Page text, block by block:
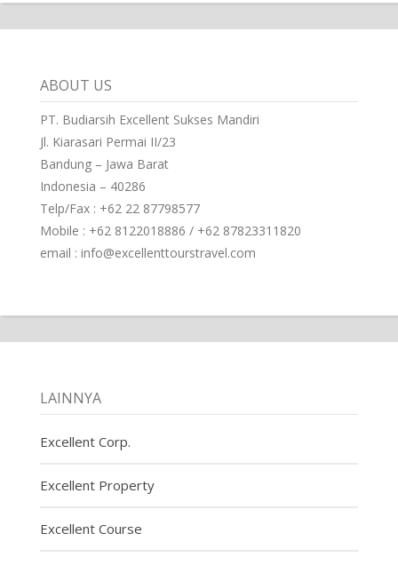
ABOUT US
PT. Budiarsih Excellent Sukses Mandiri
Jl. Kiarasari Permai II/23
Bandung – Jawa Barat
Indonesia – 40286
Telp/Fax : +62 22 87798577
Mobile : +62 8122018886 / +62 87823311820
email : info@excellenttourstravel.com
LAINNYA
Excellent Corp.
Excellent Property
Excellent Course